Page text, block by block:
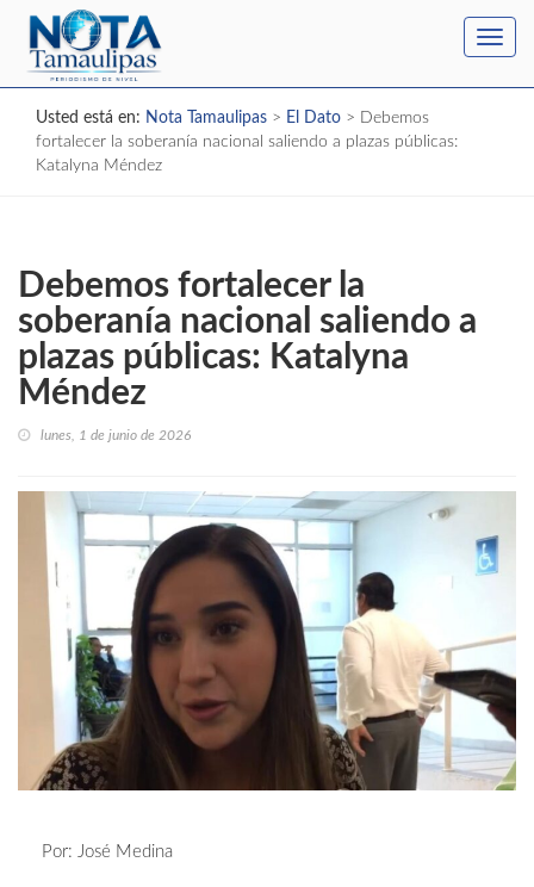
Usted está en: Nota Tamaulipas > El Dato > Debemos
fortalecer la soberanía nacional saliendo a plazas públicas:
Katalyna Méndez
Debemos fortalecer la
soberanía nacional saliendo a
plazas públicas: Katalyna
Méndez
lunes, 1 de junio de 2026
Por: José Medina